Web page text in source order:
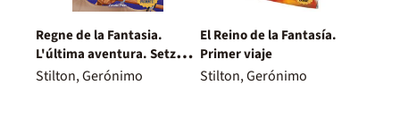
Regne de la Fantasia.
L'última aventura. Setzè
viatge
Stilton, Gerónimo
El Reino de la Fantasía.
Primer viaje
Stilton, Gerónimo